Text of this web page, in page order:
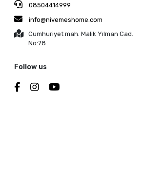
08504414999
info@nivemeshome.com
Cumhuriyet mah. Malik Yılman Cad.
No:78
Follow us